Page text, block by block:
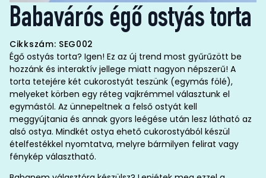
Babavárós égő ostyás torta
Cikkszám: SEG002
Égő ostyás torta? Igen! Ez az új trend most gyűrűzött be
hozzánk és interaktív jellege miatt nagyon népszerű! A
torta tetejére két cukorostyát teszünk (egymás fölé),
melyeket körben egy réteg vajkrémmel választunk el
egymástól. Az ünnepeltnek a felső ostyát kell
meggyújtania és annak gyors leégése után lesz látható az
alsó ostya. Mindkét ostya ehető cukorostyából készül
ételfestékkel nyomtatva, melyre bármilyen felirat vagy
fénykép választható.